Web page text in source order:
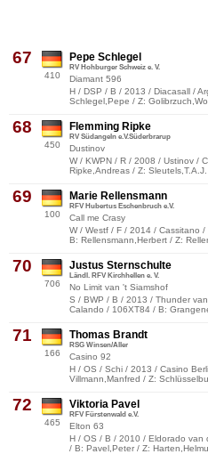
67
410
Pepe Schlegel
RV Hohburger Schweiz e. V.
Diamant 596
H / DSP / B / 2013 / Diacasall /
Schlegel,Pepe / Z:
68
450
Flemming Ripke
RV Südangeln e.V.Süderbrarup
Dustinov
W / KWPN / R / 2008 / Ustinov /
Ripke,Andreas / Z: Sleutels,T.A.J.
69
100
Marie Rellensmann
RFV Hubertus Eschenbruch e.V.
Call me Crasy
W / Westf / F / 2014 / Cassitano
B: Rellensmann,Herbert / Z:
70
706
Justus Sternschulte
Ländl. RFV Kirchhellen e. V.
No Limit van 't Siamshof
S / BWP / B / 2013 / Thunder
Calando / 106XT84 / B:
71
166
Thomas Brandt
RSG Winsen/Aller
Casino 92
H / OS / Schi / 2013 / Casino
Villmann,Manfred / Z:
72
465
Viktoria Pavel
RFV Fürstenwald e.V.
Elton 63
H / OS / B / 2010 / Eldorado van
/ B: Pavel,Peter / Z: